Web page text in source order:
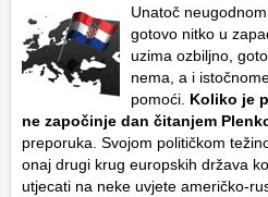
Unatoč
gotovo nitko u
uzima ozbiljno,
nema, a i
pomoći. Koliko je
ne započinje dan čitanjem
preporuka. Svojom političkom
onaj drugi krug europskih država
utjecati na neke uvjete američko-